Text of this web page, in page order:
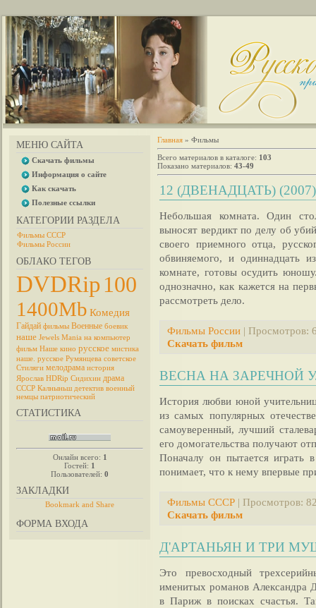
МЕНЮ САЙТА
Скачать фильмы
Информация о сайте
Как скачать
Полезные ссылки
КАТЕГОРИИ РАЗДЕЛА
Фильмы СССР
Фильмы России
ОБЛАКО ТЕГОВ
DVDRip100
1400Mb Комедия
Гайдай фильмы Военные боевик
наше Jewels Mania на компьютер
фильм Наше кино русское мистика
наше. русское Румянцева советское
Стиляги мелодрама история
Ярослав HDRip Сидихин драма
СССР Калныньш детектив военный
немцы патриотический
СТАТИСТИКА
Онлайн всего: 1
Гостей: 1
Пользователей: 0
ЗАКЛАДКИ
ФОРМА ВХОДА
Главная » Фильмы
Всего материалов в каталоге: 103
Показано материалов: 43-49
12 (ДВЕНАДЦАТЬ)
Небольшая комната. Один
выносят вердикт по делу об
своего приемного отца,
обвиняемого, и одиннадцать
комнате, готовы осудить
однозначно, как кажется на
рассмотреть дело.
Фильмы России | Просмотров:
Скачать фильм
ВЕСНА НА ЗАРЕЧНОЙ
История любви юной
из самых популярных
самоуверенный, лучший
его домогательства получают
Поначалу он пытается играть
понимает, что к нему впервые
Фильмы СССР | Просмотров:
Скачать фильм
Д'АРТАНЬЯН И ТРИ
Это превосходный
именитых романов Александра
в Париж в поисках счастья.